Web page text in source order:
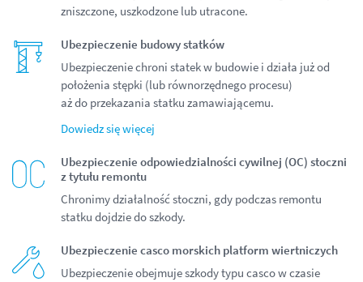
zniszczone, uszkodzone lub utracone.
Ubezpieczenie budowy statków
Ubezpieczenie chroni statek w budowie i działa już od
położenia stępki (lub równorzędnego procesu)
aż do przekazania statku zamawiającemu.
Dowiedz się więcej
Ubezpieczenie odpowiedzialności cywilnej (OC) stoczni
z tytułu remontu
Chronimy działalność stoczni, gdy podczas remontu
statku dojdzie do szkody.
Ubezpieczenie casco morskich platform wiertniczych
Ubezpieczenie obejmuje szkody typu casco w czasie